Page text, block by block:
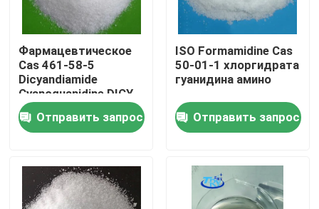
Дома
О Компании
Продукция
Фармацевтическое
Cas 461-58-5
Dicyandiamide
Cyanoguanidine DICY
DCD промежуточное
Отправить запрос
ISO Formamidine Cas
50-01-1 хлоргидрата
гуанидина амино
Отправить запрос